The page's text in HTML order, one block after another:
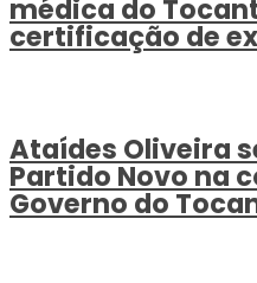
médica do
certificação de
Ataídes Oliveira
Partido Novo na
Governo do